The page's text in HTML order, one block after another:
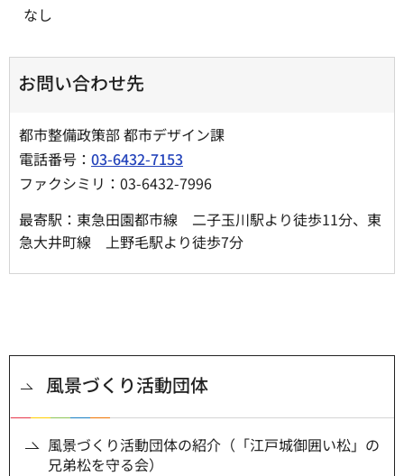
なし
お問い合わせ先
都市整備政策部 都市デザイン課
電話番号： 03-6432-7153
ファクシミリ：03-6432-7996
最寄駅：東急田園都市線 二子玉川駅より徒歩11分、東
急大井町線 上野毛駅より徒歩7分
風景づくり活動団体
風景づくり活動団体の紹介（「江戸城御囲い松」の
兄弟松を守る会）